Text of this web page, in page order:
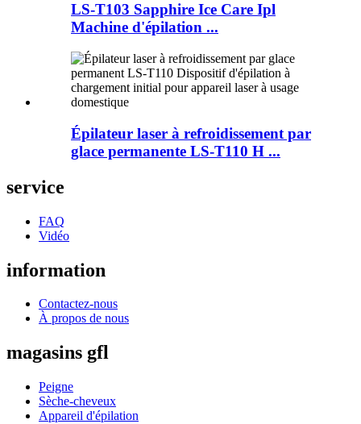
LS-T103 Sapphire Ice Care Ipl
Machine d'épilation ...
Épilateur laser à refroidissement par
glace permanente LS-T110 H ...
service
FAQ
Vidéo
information
Contactez-nous
À propos de nous
magasins gfl
Peigne
Sèche-cheveux
Appareil d'épilation